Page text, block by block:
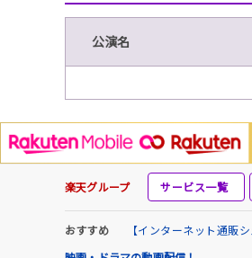
公演名
楽天グループ サービス一覧
おすすめ
【インターネット通販